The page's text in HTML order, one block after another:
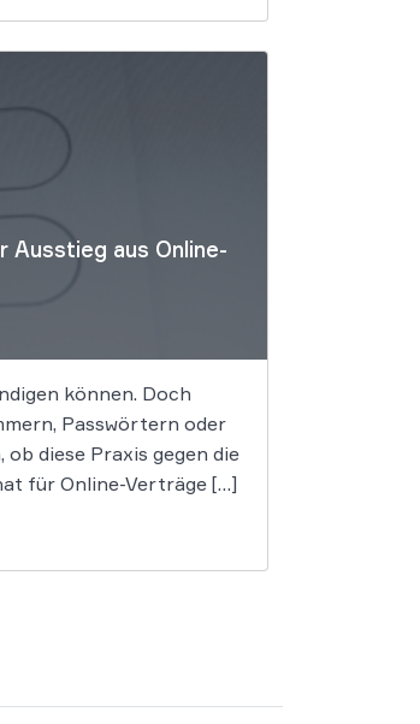
Ausstieg aus Online-
können. Doch
Passwörtern oder
diese Praxis gegen die
für Online-Verträge […]